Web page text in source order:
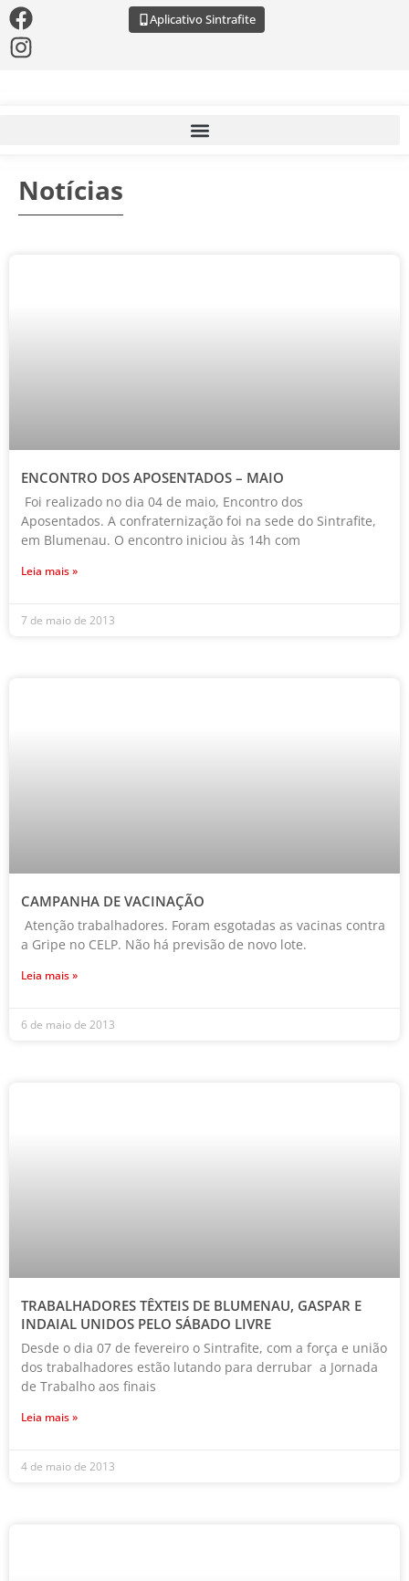
Aplicativo Sintrafite
Notícias
ENCONTRO DOS APOSENTADOS – MAIO
Foi realizado no dia 04 de maio, Encontro dos
Aposentados. A confraternização foi na sede do Sintrafite,
em Blumenau. O encontro iniciou às 14h com
Leia mais »
7 de maio de 2013
CAMPANHA DE VACINAÇÃO
Atenção trabalhadores. Foram esgotadas as vacinas contra
a Gripe no CELP. Não há previsão de novo lote.
Leia mais »
6 de maio de 2013
TRABALHADORES TÊXTEIS DE BLUMENAU, GASPAR E
INDAIAL UNIDOS PELO SÁBADO LIVRE
Desde o dia 07 de fevereiro o Sintrafite, com a força e união
dos trabalhadores estão lutando para derrubar a Jornada
de Trabalho aos finais
Leia mais »
4 de maio de 2013